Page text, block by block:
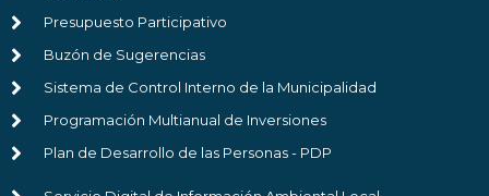
Presupuesto Participativo
Buzón de Sugerencias
Sistema de Control Interno de la Municipalidad
Programación Multianual de Inversiones
Plan de Desarrollo de las Personas - PDP